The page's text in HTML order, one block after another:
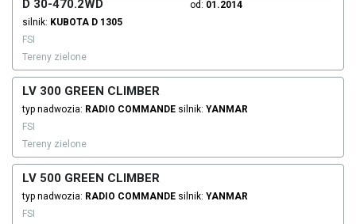
D 30-470.2WD od: 01.2014
silnik: KUBOTA D 1305
FSI
Tereny zielone
LV 300 GREEN CLIMBER
typ nadwozia: RADIO COMMANDE silnik: YANMAR
FSI
Tereny zielone
LV 500 GREEN CLIMBER
typ nadwozia: RADIO COMMANDE silnik: YANMAR
FSI